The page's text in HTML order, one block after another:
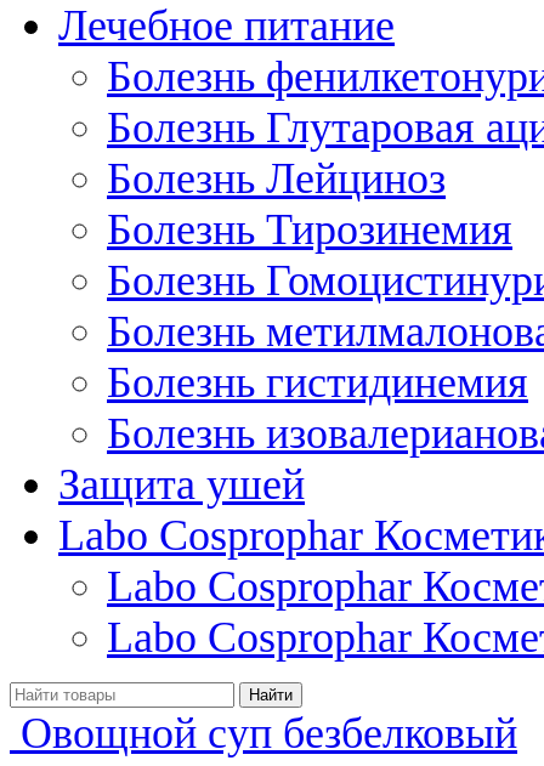
Лечебное питание
Болезнь
Болезнь Глутаровая
Болезнь Лейциноз
Болезнь Тирозинемия
Болезнь
Болезнь
Болезнь гистидинемия
Болезнь
Защита ушей
Labo Cosprophar
Labo Cosprophar
Labo Cosprophar
Овощной суп безбелковый